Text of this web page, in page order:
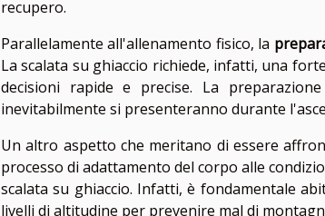
recupero.
Parallelamente all'allenamento fisico, la
La scalata su ghiaccio richiede, infatti, una
decisioni rapide e precise. La
inevitabilmente si presenteranno durante
Un altro aspetto che meritano di essere
processo di adattamento del corpo alle
scalata su ghiaccio. Infatti, è fondamentale
livelli di altitudine per prevenire mal di